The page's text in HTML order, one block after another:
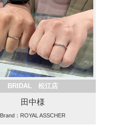
BRIDAL 松江店
田中様
Brand：ROYAL ASSCHER